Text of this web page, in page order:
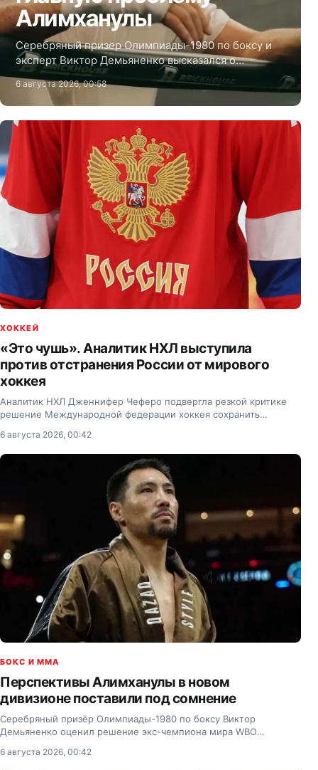
Алимханулы
Серебряный призер Олимпиады-1980 по боксу и
эксперт Виктор Демьяненко высказался о
длительных простоях в карьере экс-чемпиона
мира WBO Жанибека Алимханулы и оценил роль
его команды в профессиональном развитии…
6 августа 2026, 00:58
ХОККЕЙ
«Это чушь». Аналитик НХЛ выступила
против отстранения России от мирового
хоккея
Аналитик НХЛ Дженнифер Чеферо подвергла резкой критике
решение Международной федерации хоккея сохранить
6 августа 2026, 00:42
БОКС И MMA
Перспективы Алимханулы в новом
дивизионе поставили под сомнение
Серебряный призёр Олимпиады-1980 по боксу Виктор
Демьяненко оценил решение экс-чемпиона мира WBO
перспективах и указал на главную проблему казахстанца в…
6 августа 2026, 00:42